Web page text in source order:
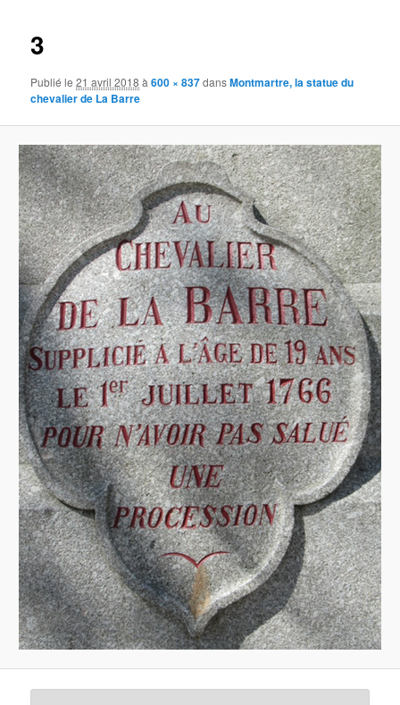
3
Publié le21 avril 2018 à600 × 837dansMontmartre, la statue du
chevalier de La Barre